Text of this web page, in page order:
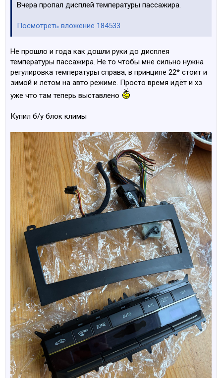
Вчера пропал дисплей температуры пассажира.
Посмотреть вложение 184533
Не прошло и года как дошли руки до дисплея
температуры пассажира. Не то чтобы мне сильно нужна
регулировка температуры справа, в принципе 22* стоит и
зимой и летом на авто режиме. Просто время идёт и хз
уже что там теперь выставлено
Купил б/у блок климы